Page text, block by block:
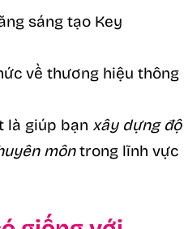
sáng tạo Key
về thương hiệu thông
là giúp bạn xây dựng độ
môntrong lĩnh vực